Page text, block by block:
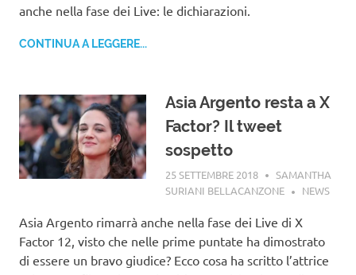
anche nella fase dei Live: le dichiarazioni.
CONTINUA A LEGGERE...
Asia Argento resta a X
Factor? Il tweet
sospetto
25 SETTEMBRE 2018
SAMANTHA
SURIANI BELLACANZONE
NEWS
Asia Argento rimarrà anche nella fase dei Live di X
Factor 12, visto che nelle prime puntate ha dimostrato
di essere un bravo giudice? Ecco cosa ha scritto l’attrice